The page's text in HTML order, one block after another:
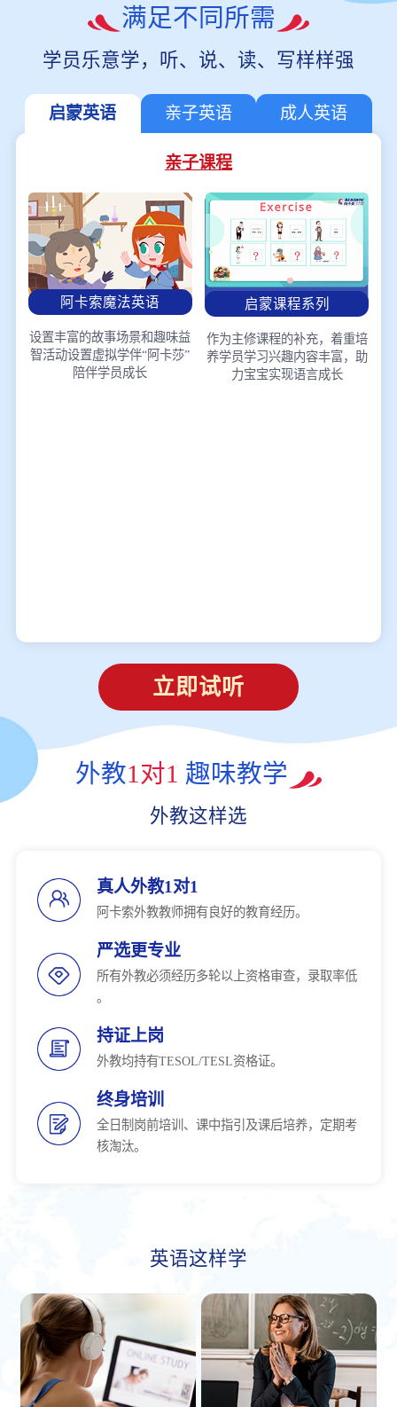
满足不同所需
学员乐意学，听、说、读、写样样强
启蒙英语 亲子英语 成人英语
亲子课程
阿卡索魔法英语
设置丰富的故事场景和趣味益
智活动设置虚拟学伴“阿卡莎”
陪伴学员成长
启蒙课程系列
作为主修课程的补充，着重培
养学员学习兴趣内容丰富，助
力宝宝实现语言成长
立即试听
外教1对1 趣味教学
外教这样选
真人外教1对1
阿卡索外教教师拥有良好的教育经历。
严选更专业
所有外教必须经历多轮以上资格审查，录取率低
。
持证上岗
外教均持有TESOL/TESL资格证。
终身培训
全日制岗前培训、课中指引及课后培养，定期考
核淘汰。
英语这样学